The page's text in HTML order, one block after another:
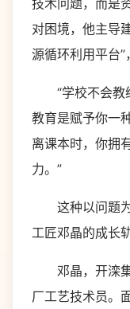
技术问题，而是
对困境，他主导
源循环利用平台”
“学校不会教
教育是赋予你一
离课本时，你拥
力。”
这种以问题为
工匠邓晶的成长轨
邓晶，开滦集
厂工艺技术员。